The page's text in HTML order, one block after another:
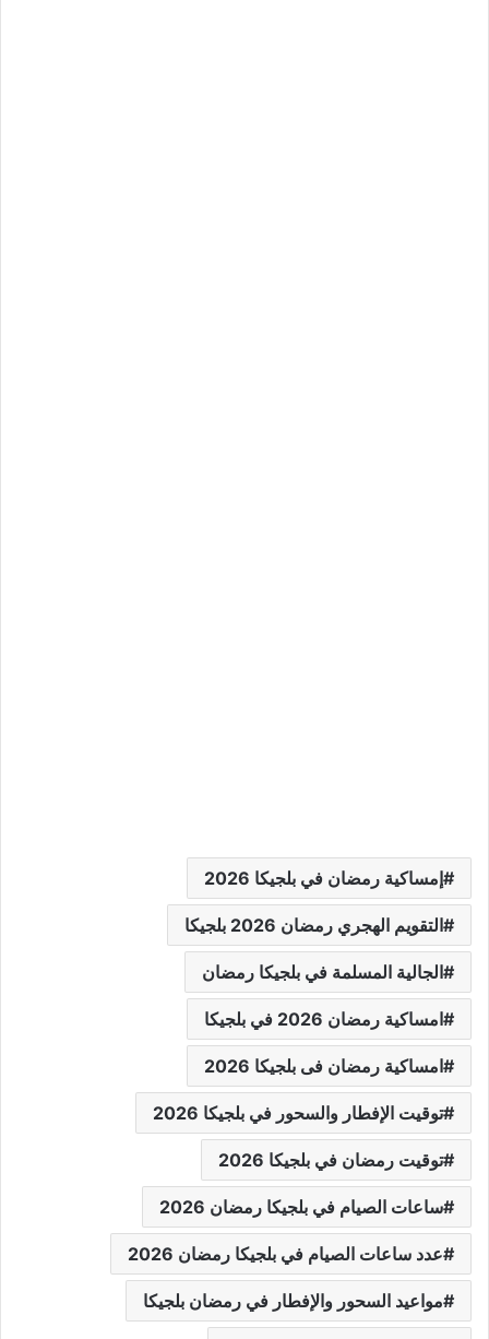
إمساكية رمضان في بلجيكا 2026
التقويم الهجري رمضان 2026 بلجيكا
الجالية المسلمة في بلجيكا رمضان
امساكية رمضان 2026 في بلجيكا
امساكية رمضان فى بلجيكا 2026
توقيت الإفطار والسحور في بلجيكا 2026
توقيت رمضان في بلجيكا 2026
ساعات الصيام في بلجيكا رمضان 2026
عدد ساعات الصيام في بلجيكا رمضان 2026
مواعيد السحور والإفطار في رمضان بلجيكا